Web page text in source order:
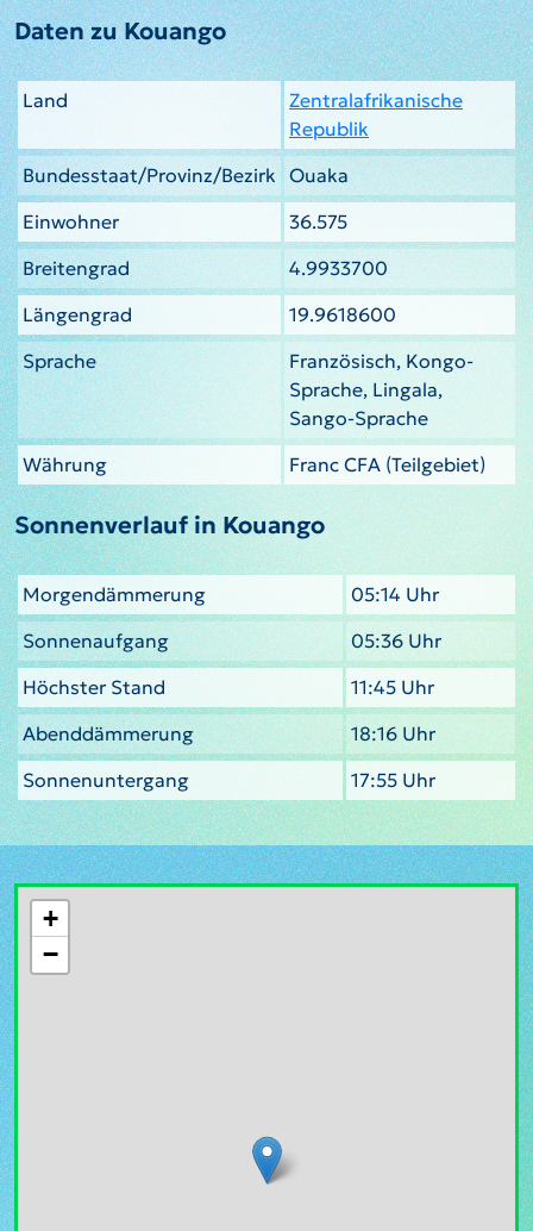
Daten zu Kouango
Land
Zentralafrikanische
Republik
Bundesstaat/Provinz/Bezirk Ouaka
Einwohner
36.575
Breitengrad
4.9933700
Längengrad
19.9618600
Sprache
Französisch, Kongo-
Sprache, Lingala,
Sango-Sprache
Währung
Franc CFA (Teilgebiet)
Sonnenverlauf in Kouango
Morgendämmerung
05:14 Uhr
Sonnenaufgang
05:36 Uhr
Höchster Stand
11:45 Uhr
Abenddämmerung
18:16 Uhr
Sonnenuntergang
17:55 Uhr
+
−